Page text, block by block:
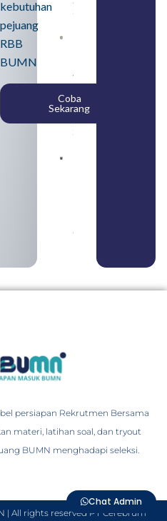
kebutuhan
pejuang
RBB
BUMN
Coba
Sekarang
2026
yang
Tergabung
dalam
Himbara
August 4,
2026
August 3, 2026
persiapan Rekrutmen Bersama
materi, latihan soal, dan tryout
BUMN menghadapi seleksi.
| All rights reserved PT Cerebrum
Chat Admin